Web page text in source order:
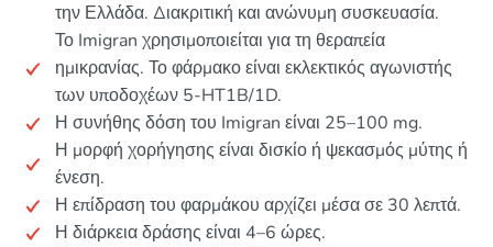
την Ελλάδα. Διακριτική και ανώνυμη συσκευασία.
Το Imigran χρησιμοποιείται για τη θεραπεία
ημικρανίας. Το φάρμακο είναι εκλεκτικός αγωνιστής
των υποδοχέων 5-HT1B/1D.
Η συνήθης δόση του Imigran είναι 25–100 mg.
Η μορφή χορήγησης είναι δισκίο ή ψεκασμός μύτης ή
ένεση.
Η επίδραση του φαρμάκου αρχίζει μέσα σε 30 λεπτά.
Η διάρκεια δράσης είναι 4–6 ώρες.